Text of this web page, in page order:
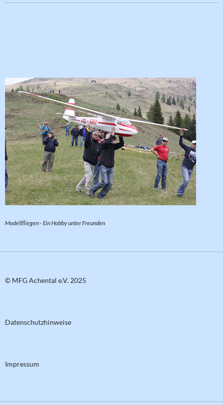
Modellfliegen - Ein Hobby unter Freunden
© MFG Achental e.V. 2025
Datenschutzhinweise
Impressum